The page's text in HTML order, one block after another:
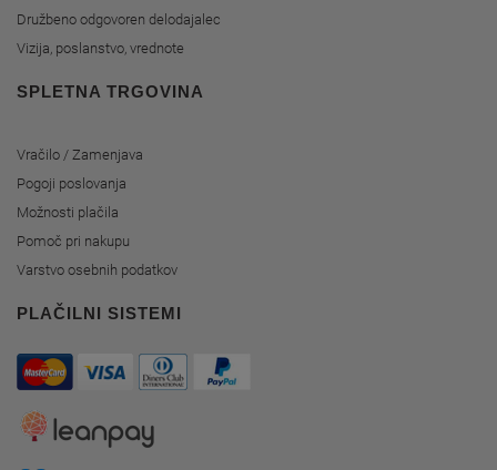
Družbeno odgovoren delodajalec
Vizija, poslanstvo, vrednote
SPLETNA TRGOVINA
Vračilo / Zamenjava
Pogoji poslovanja
Možnosti plačila
Pomoč pri nakupu
Varstvo osebnih podatkov
PLAČILNI SISTEMI